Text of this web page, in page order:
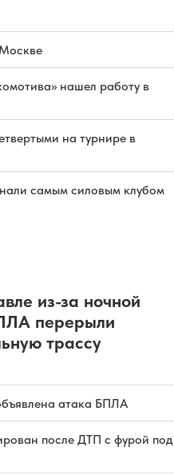
нашел работу в
на турнире в
самым силовым клубом
из-за ночной
перерыли
трассу
атака БПЛА
после ДТП с фурой под